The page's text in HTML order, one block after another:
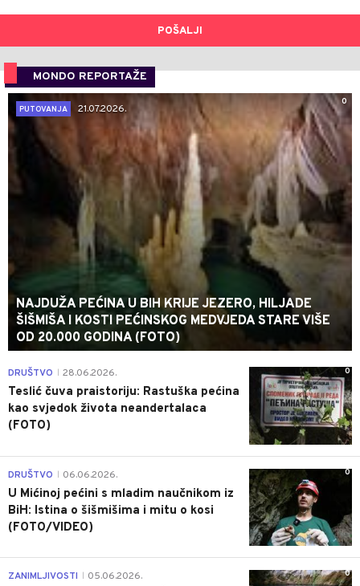
POŠALJI
MONDO REPORTAŽE
0
PUTOVANJA
21.07.2026.
NAJDUŽA PEĆINA U BIH KRIJE JEZERO, HILJADE
ŠIŠMIŠA I KOSTI PEĆINSKOG MEDVJEDA STARE VIŠE
OD 20.000 GODINA (FOTO)
0
DRUŠTVO 28.06.2026.
Teslić čuva praistoriju: Rastuška pećina
kao svjedok života neandertalaca
(FOTO)
0
DRUŠTVO 06.06.2026.
U Mićinoj pećini s mladim naučnikom iz
BiH: Istina o šišmišima i mitu o kosi
(FOTO/VIDEO)
0
ZANIMLJIVOSTI 05.06.2026.